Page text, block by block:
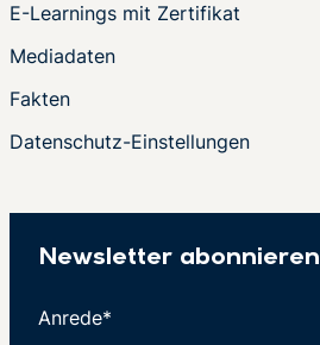
E-Learnings mit Zertifikat
Mediadaten
Fakten
Datenschutz-Einstellungen
Newsletter abonnieren
Anrede*